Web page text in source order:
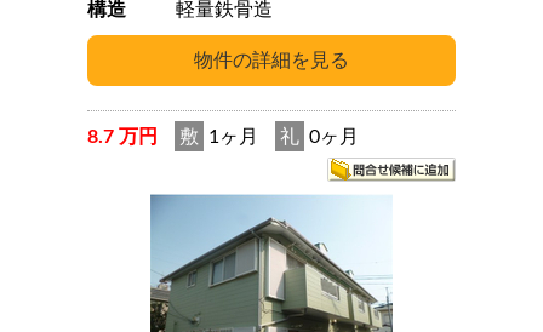
構造
軽量鉄骨造
8.7 万円 敷 1ヶ月 礼 0ヶ月